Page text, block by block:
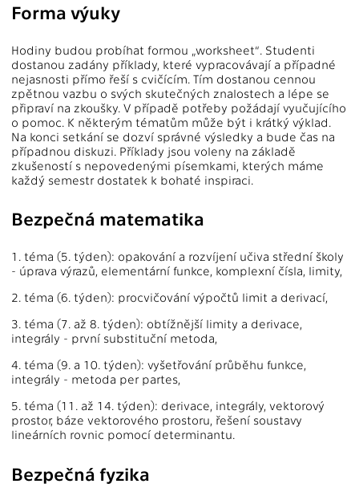
Forma výuky
Hodiny budou probíhat formou „worksheet“. Studenti
dostanou zadány příklady, které vypracovávají a případné
nejasnosti přímo řeší s cvičícím. Tím dostanou cennou
zpětnou vazbu o svých skutečných znalostech a lépe se
připraví na zkoušky. V případě potřeby požádají vyučujícího
o pomoc. K některým tématům může být i krátký výklad.
Na konci setkání se dozví správné výsledky a bude čas na
případnou diskuzi. Příklady jsou voleny na základě
zkušeností s nepovedenými písemkami, kterých máme
každý semestr dostatek k bohaté inspiraci.
Bezpečná matematika
1. téma (5. týden): opakování a rozvíjení učiva střední školy
- úprava výrazů, elementární funkce, komplexní čísla, limity,
2. téma (6. týden): procvičování výpočtů limit a derivací,
3. téma (7. až 8. týden): obtížnější limity a derivace,
integrály - první substituční metoda,
4. téma (9. a 10. týden): vyšetřování průběhu funkce,
integrály - metoda per partes,
5. téma (11. až 14. týden): derivace, integrály, vektorový
prostor, báze vektorového prostoru, řešení soustavy
lineárních rovnic pomocí determinantu.
Bezpečná fyzika